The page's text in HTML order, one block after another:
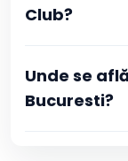
Club?
Unde se
Bucuresti?